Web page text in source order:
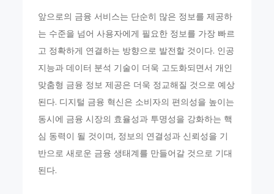
앞으로의 금융 서비스는 단순히 많은 정보를 제공하
는 수준을 넘어 사용자에게 필요한 정보를 가장 빠르
고 정확하게 연결하는 방향으로 발전할 것이다. 인공
지능과 데이터 분석 기술이 더욱 고도화되면서 개인
맞춤형 금융 정보 제공은 더욱 정교해질 것으로 예상
된다. 디지털 금융 혁신은 소비자의 편의성을 높이는
동시에 금융 시장의 효율성과 투명성을 강화하는 핵
심 동력이 될 것이며, 정보의 연결성과 신뢰성을 기
반으로 새로운 금융 생태계를 만들어갈 것으로 기대
된다.